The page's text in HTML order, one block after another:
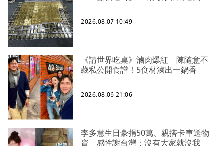
2026.08.07 10:49
《請世界吃桌》滷肉爆紅 陳隨意不
藏私公開食譜！5食材滷出一鍋香
2026.08.06 21:06
李多慧生日豪捐50萬、親搭卡車送物
資 感性謝台灣：沒有大家就沒我